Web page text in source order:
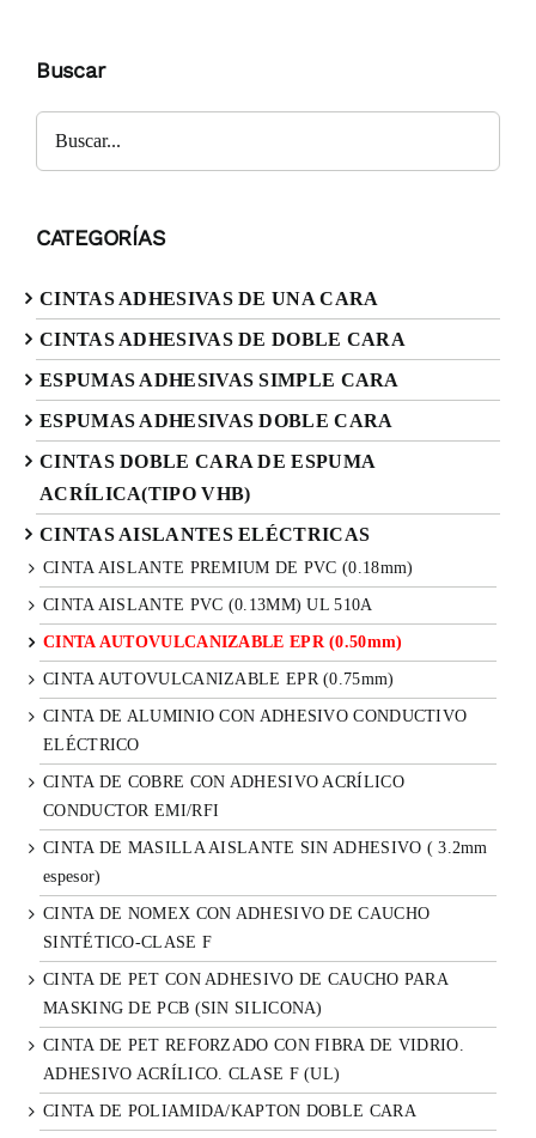
Buscar
CATEGORÍAS
CINTAS ADHESIVAS DE UNA CARA
CINTAS ADHESIVAS DE DOBLE CARA
ESPUMAS ADHESIVAS SIMPLE CARA
ESPUMAS ADHESIVAS DOBLE CARA
CINTAS DOBLE CARA DE ESPUMA
ACRÍLICA(TIPO VHB)
CINTAS AISLANTES ELÉCTRICAS
CINTA AISLANTE PREMIUM DE PVC (0.18mm)
CINTA AISLANTE PVC (0.13MM) UL 510A
CINTA AUTOVULCANIZABLE EPR (0.50mm)
CINTA AUTOVULCANIZABLE EPR (0.75mm)
CINTA DE ALUMINIO CON ADHESIVO CONDUCTIVO
ELÉCTRICO
CINTA DE COBRE CON ADHESIVO ACRÍLICO
CONDUCTOR EMI/RFI
CINTA DE MASILLA AISLANTE SIN ADHESIVO ( 3.2mm
espesor)
CINTA DE NOMEX CON ADHESIVO DE CAUCHO
SINTÉTICO-CLASE F
CINTA DE PET CON ADHESIVO DE CAUCHO PARA
MASKING DE PCB (SIN SILICONA)
CINTA DE PET REFORZADO CON FIBRA DE VIDRIO.
ADHESIVO ACRÍLICO. CLASE F (UL)
CINTA DE POLIAMIDA/KAPTON DOBLE CARA